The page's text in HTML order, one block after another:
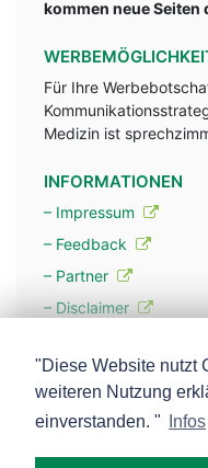
kommen neue Seiten
Für Ihre
Medizin ist
INFORMATIONEN
– Impressum
– Feedback
– Partner
– Disclaimer
– Werbung
– Mehr über unsere
"Diese Website nutzt
weiteren Nutzung
einverstanden. "
Infos